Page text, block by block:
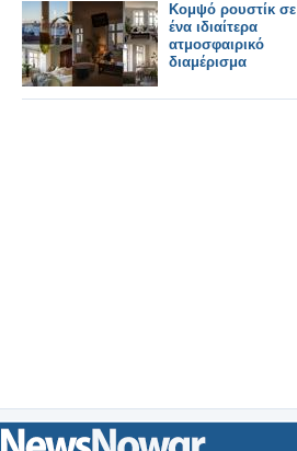
Κομψό ρουστίκ σε
ένα ιδιαίτερα
ατμοσφαιρικό
διαμέρισμα